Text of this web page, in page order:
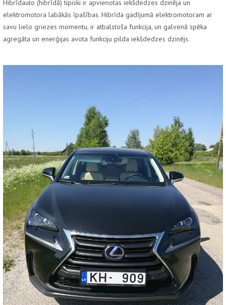
Hibrīdauto (hibrīdā) tipiski ir apvienotas iekšdedzes dzinēja un
elektromotora labākās īpašības. Hibrīda gadījumā elektromotoram ar
savu lielo griezes momentu, ir atbalstoša funkcija, un galvenā spēka
agregāta un enerģijas avota funkciju pilda iekšdedzes dzinējs.